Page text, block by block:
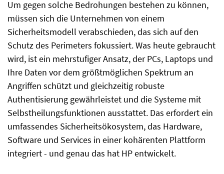
Um gegen solche Bedrohungen bestehen zu können,
müssen sich die Unternehmen von einem
Sicherheitsmodell verabschieden, das sich auf den
Schutz des Perimeters fokussiert. Was heute gebraucht
wird, ist ein mehrstufiger Ansatz, der PCs, Laptops und
Ihre Daten vor dem größtmöglichen Spektrum an
Angriffen schützt und gleichzeitig robuste
Authentisierung gewährleistet und die Systeme mit
Selbstheilungsfunktionen ausstattet. Das erfordert ein
umfassendes Sicherheitsökosystem, das Hardware,
Software und Services in einer kohärenten Plattform
integriert - und genau das hat HP entwickelt.